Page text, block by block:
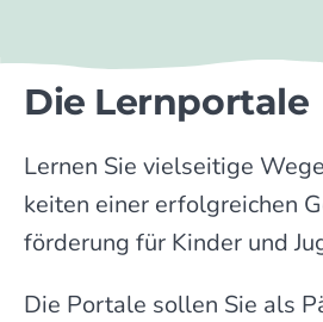
Die Lernportale
Lernen Sie vielseitige
keiten einer erfolg­reichen
förderung für Kinder und
Die Portale sollen Sie als